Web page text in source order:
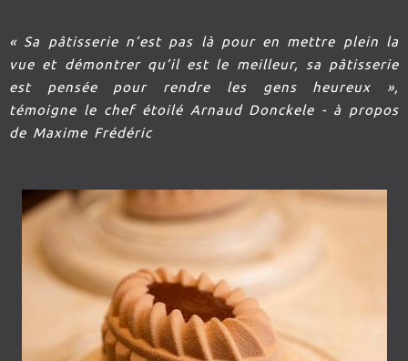
« Sa pâtisserie n’est pas là pour en mettre plein la
vue et démontrer qu’il est le meilleur, sa pâtisserie
est pensée pour rendre les gens heureux »,
témoigne le chef étoilé Arnaud Donckele - à propos
de Maxime Frédéric